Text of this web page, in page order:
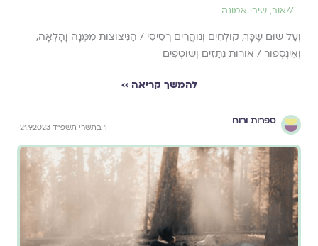
//אור, שירי אמונה
וְעַל שׁוּם שֶׁכָּךְ, קוֹלְחִים וְנוֹהֲרִים רְסִיסִי / הַנִּיצוֹצוֹת מִמְּנָה וָהָלְאָה,
וְאֵינְסְפוֹר / אוֹרוֹת נִתָּזִים וְשׁוֹטְפִים
להמשך קריאה ››
ספרות ורוח
ו׳ בתשרי תשפ״ד 21.9.2023